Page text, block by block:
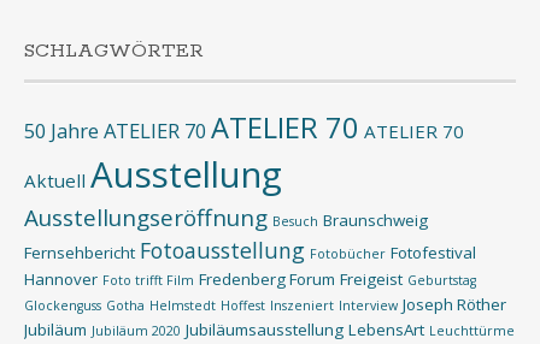
SCHLAGWÖRTER
50 Jahre ATELIER 70 ATELIER 70 ATELIER 70
Aktuell Ausstellung
Ausstellungseröffnung Besuch Braunschweig
Fernsehbericht Fotoausstellung Fotobücher Fotofestival
Hannover Foto trifft Film Fredenberg Forum Freigeist Geburtstag
Glockenguss Gotha Helmstedt Hoffest Inszeniert Interview Joseph Röther
Jubiläum Jubiläum 2020 Jubiläumsausstellung LebensArt Leuchttürme